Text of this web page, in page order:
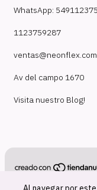
WhatsApp:
1123759287
Av del campo 1670
Visita nuestro Blog!
Copyright NeonFlex -